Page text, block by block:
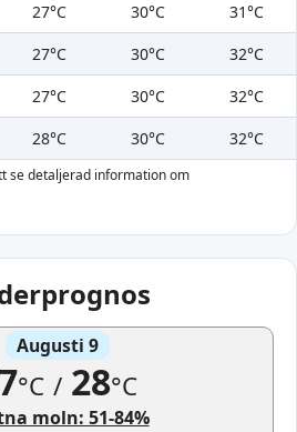
27°C 30°C
31°C
27°C 30°C
32°C
27°C 30°C
32°C
28°C 30°C 32°C
se detaljerad information om
Augusti 9
°C /28°C
moln: 51-84%